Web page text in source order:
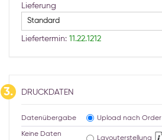
Lieferung
Liefertermin: 11.22.1212
3. DRUCKDATEN
Datenübergabe Upload nach Order
Keine Daten
Layouterstellung